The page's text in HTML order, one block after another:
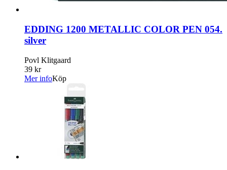
EDDING 1200 METALLIC COLOR PEN 054.
silver
Povl Klitgaard
39 kr
Mer infoKöp